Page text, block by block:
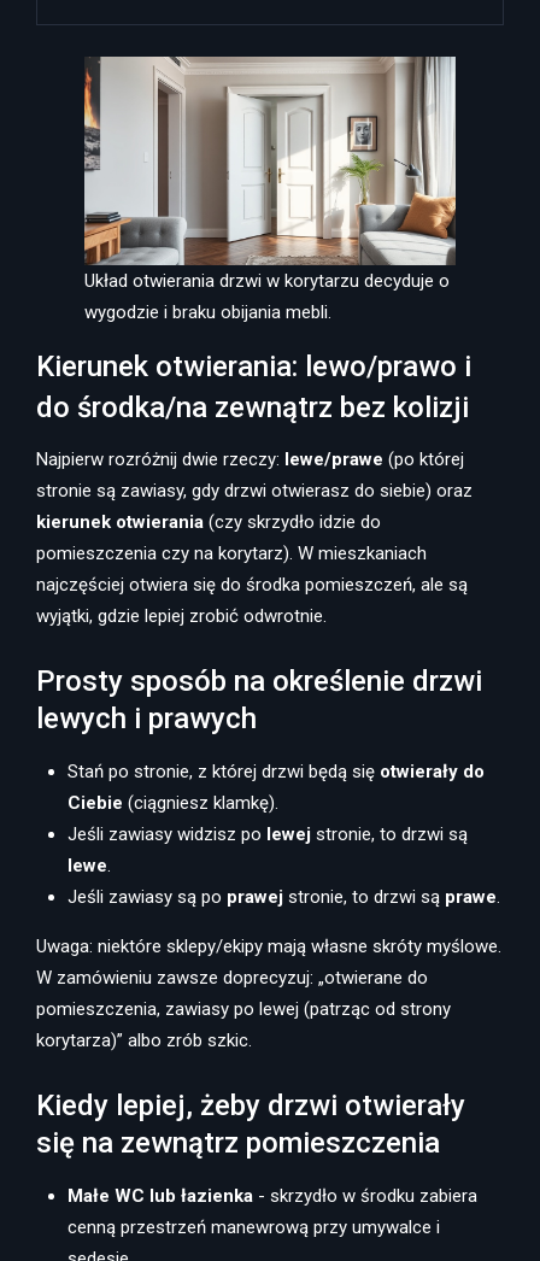
Układ otwierania drzwi w korytarzu decyduje o
wygodzie i braku obijania mebli.
Kierunek otwierania: lewo/prawo i
do środka/na zewnątrz bez kolizji
Najpierw rozróżnij dwie rzeczy: lewe/prawe (po której
stronie są zawiasy, gdy drzwi otwierasz do siebie) oraz
kierunek otwierania (czy skrzydło idzie do
pomieszczenia czy na korytarz). W mieszkaniach
najczęściej otwiera się do środka pomieszczeń, ale są
wyjątki, gdzie lepiej zrobić odwrotnie.
Prosty sposób na określenie drzwi
lewych i prawych
Stań po stronie, z której drzwi będą się otwierały do
Ciebie (ciągniesz klamkę).
Jeśli zawiasy widzisz po lewej stronie, to drzwi są
lewe.
Jeśli zawiasy są po prawej stronie, to drzwi są prawe.
Uwaga: niektóre sklepy/ekipy mają własne skróty myślowe.
W zamówieniu zawsze doprecyzuj: „otwierane do
pomieszczenia, zawiasy po lewej (patrząc od strony
korytarza)” albo zrób szkic.
Kiedy lepiej, żeby drzwi otwierały
się na zewnątrz pomieszczenia
Małe WC lub łazienka - skrzydło w środku zabiera
cenną przestrzeń manewrową przy umywalce i